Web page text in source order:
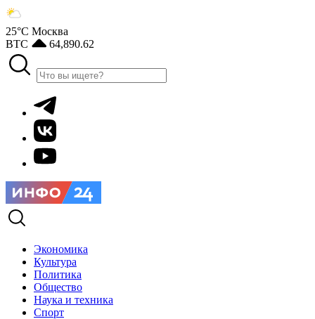
25°С Москва
BTC
64,890.62
Экономика
Культура
Политика
Общество
Наука и техника
Спорт